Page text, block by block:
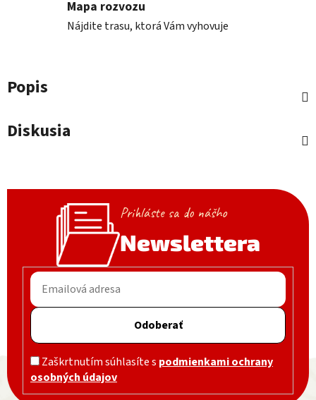
Mapa rozvozu
Nájdite trasu, ktorá Vám vyhovuje
Popis
Diskusia
Prihláste sa do nášho
Newslettera
Odoberať
Zaškrtnutím súhlasíte s podmienkami ochrany
osobných údajov
Zápätie